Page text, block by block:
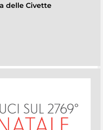
delle Civette